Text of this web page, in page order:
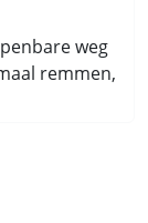
weg
remmen,